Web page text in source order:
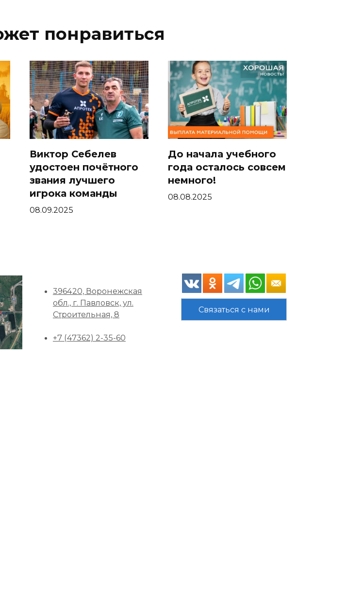
понравиться
Виктор Себелев
удостоен почётного
звания лучшего
игрока команды
08.09.2025
До начала учебного
года осталось совсем
немного!
08.08.2025
396420, Воронежская
обл., г. Павловск, ул.
Строительная, 8
+7 (47362) 2-35-60
Связаться с нами